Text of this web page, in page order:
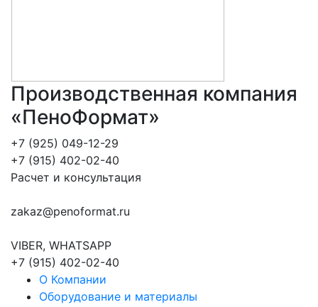
Производственная компания
«ПеноФормат»
+7 (925) 049-12-29
+7 (915) 402-02-40
Расчет и консультация
zakaz@penoformat.ru
VIBER, WHATSAPP
+7 (915) 402-02-40
О Компании
Оборудование и материалы